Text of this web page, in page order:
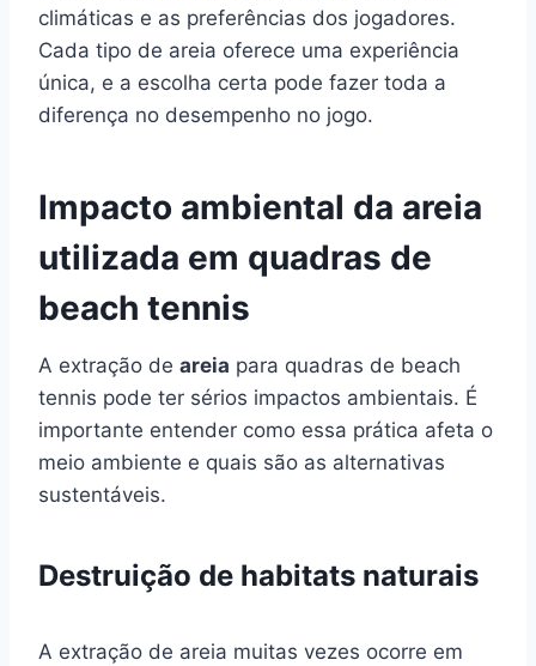
climáticas e as preferências dos jogadores.
Cada tipo de areia oferece uma experiência
única, e a escolha certa pode fazer toda a
diferença no desempenho no jogo.
Impacto ambiental da areia
utilizada em quadras de
beach tennis
A extração de areia para quadras de beach
tennis pode ter sérios impactos ambientais. É
importante entender como essa prática afeta o
meio ambiente e quais são as alternativas
sustentáveis.
Destruição de habitats naturais
A extração de areia muitas vezes ocorre em